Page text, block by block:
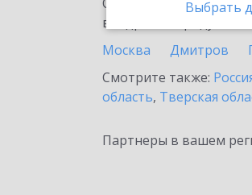
Выбрать
внедрение продукта.
Москва
Дмитров
Смотрите также:
область, Тверская
Партнеры в вашем